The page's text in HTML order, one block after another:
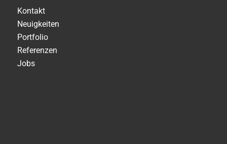
Kontakt
Neuigkeiten
Portfolio
Referenzen
Jobs